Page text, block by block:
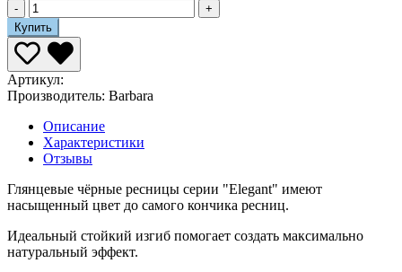
-
+
Купить
Артикул:
Производитель: Barbara
Описание
Характеристики
Отзывы
Глянцевые чёрные ресницы серии "Elegant" имеют
насыщенный цвет до самого кончика ресниц.
Идеальный стойкий изгиб помогает создать максимально
натуральный эффект.